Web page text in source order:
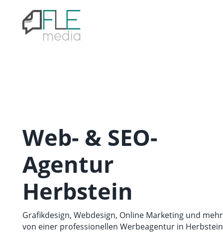
Web- & SEO-
Agentur
Herbstein
Grafikdesign, Webdesign, Online Marketing und mehr
von einer professionellen Werbeagentur in Herbstein